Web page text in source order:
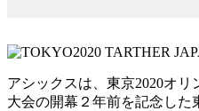
アシックスは、東京2020オ
大会の開幕２年前を記念した